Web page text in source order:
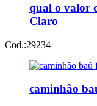
qual o valor
Claro
Cod.:29234
caminhão